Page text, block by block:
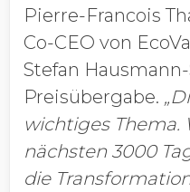
Pierre-Francois
Co-CEO von
Stefan
Preisübergabe.
wichtiges Thema.
nächsten 3000
die